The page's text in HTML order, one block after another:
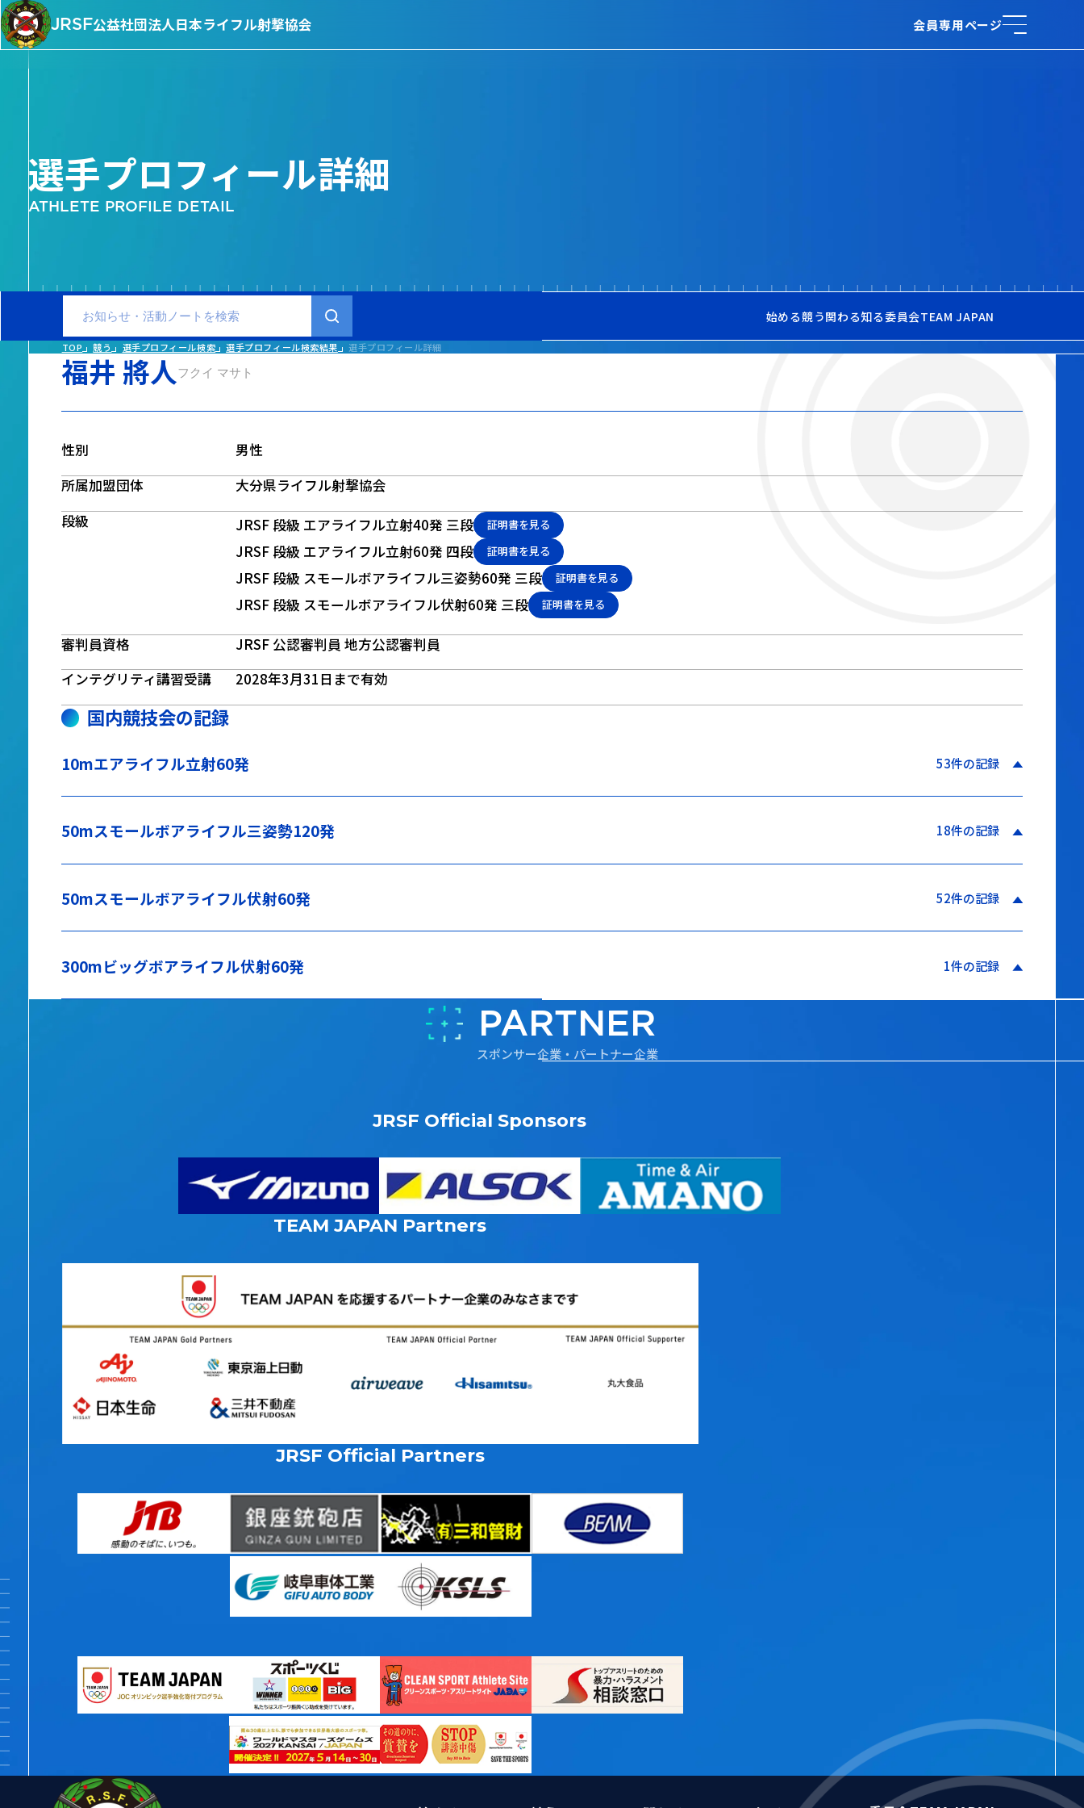
JRSF公益社団法人日本ライフル射撃協会 会員専用ページ
選手プロフィール詳細
ATHLETE PROFILE DETAIL
始める競う関わる知る委員会TEAM JAPAN
TOP 競う 選手プロフィール検索 選手プロフィール検索結果 選手プロフィール詳細
福井 將人フクイ マサト
性別
男性
所属加盟団体
大分県ライフル射撃協会
段級
JRSF 段級 エアライフル立射40発 三段 証明書を見る
JRSF 段級 エアライフル立射60発 四段 証明書を見る
JRSF 段級 スモールボアライフル三姿勢60発 三段 証明書を見る
JRSF 段級 スモールボアライフル伏射60発 三段 証明書を見る
審判員資格
JRSF 公認審判員 地方公認審判員
インテグリティ講習受講
2028年3月31日まで有効
国内競技会の記録
10mエアライフル立射60発 53件の記録
50mスモールボアライフル三姿勢120発 18件の記録
50mスモールボアライフル伏射60発 52件の記録
300mビッグボアライフル伏射60発 1件の記録
スポンサー企業・パートナー企業
PARTNER
JRSF Official Sponsors
TEAM JAPAN Partners
JRSF Official Partners